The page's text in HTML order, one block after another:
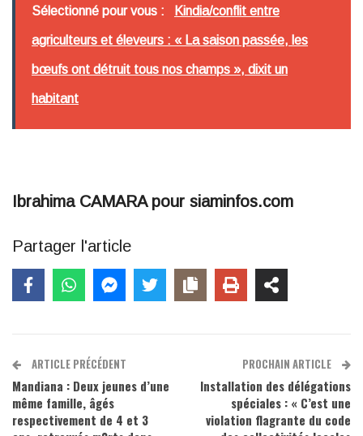
Sélectionné pour vous : Kindia/conflit entre
agriculteurs et éleveurs : « La saison passée, les
bœufs ont détruit tous nos champs », dixit un
habitant
Ibrahima CAMARA pour siaminfos.com
Partager l'article
ARTICLE PRÉCÉDENT
Mandiana : Deux jeunes d’une
même famille, âgés
respectivement de 4 et 3
PROCHAIN ARTICLE
Installation des délégations
spéciales : « C’est une
violation flagrante du code